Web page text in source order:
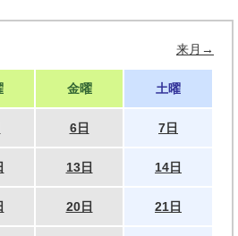
来月→
金曜 土曜
6日 7日
13日 14日
20日 21日